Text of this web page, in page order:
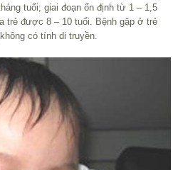
tuổi; giai đoạn ổn định từ 1 – 1,5
trẻ được 8 – 10 tuổi. Bệnh gặp ở trẻ
có tính di truyền.